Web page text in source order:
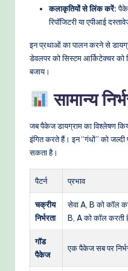
कलाकृतियों से लिंक करें:
रिपॉजिटरी या एपीआई
इन प्रथाओं का पालन करने से
डेवलपर को सिस्टम आर्किटेक्चर को
बजाय।
सामान्य
जब पैकेज डायग्राम का विश्लेषण
इंगित करते हैं। इन “गंधों” को
सकता है।
पैटर्न प्रभाव
चक्रीय
निर्भरता
सेवा A, B को कॉल
B, A को कॉल करती
गॉड
पैकेज
एक पैकेज सब पर